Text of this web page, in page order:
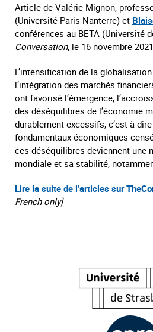
Article de Valérie Mignon,
(Université Paris Nanterre) et
conférences au BETA (Université
Conversation, le 16 novembre 2021.
L’intensification de la
l’intégration des marchés
ont favorisé l’émergence,
des déséquilibres de l’économie
durablement excessifs, c’est-à-
fondamentaux économiques
ces déséquilibres deviennent une
mondiale et sa stabilité,
Lire la suite de l’articles sur
French only]